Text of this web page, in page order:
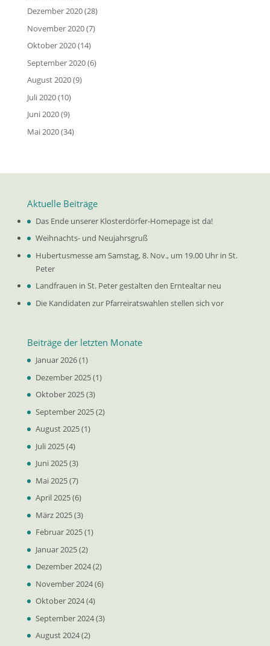
Dezember 2020(28)
November 2020(7)
Oktober 2020(14)
September 2020(6)
August 2020(9)
Juli 2020(10)
Juni 2020(9)
Mai 2020(34)
Aktuelle Beiträge
Das Ende unserer Klosterdörfer-Homepage ist da!
Weihnachts- und Neujahrsgruß
Hubertusmesse am Samstag, 8. Nov., um 19.00 Uhr in St.
Peter
Landfrauen in St. Peter gestalten den Erntealtar neu
Die Kandidaten zur Pfarreiratswahlen stellen sich vor
Beiträge der letzten Monate
Januar 2026(1)
Dezember 2025(1)
Oktober 2025(3)
September 2025(2)
August 2025(1)
Juli 2025(4)
Juni 2025(3)
Mai 2025(7)
April 2025(6)
März 2025(3)
Februar 2025(1)
Januar 2025(2)
Dezember 2024(2)
November 2024(6)
Oktober 2024(4)
September 2024(3)
August 2024(2)